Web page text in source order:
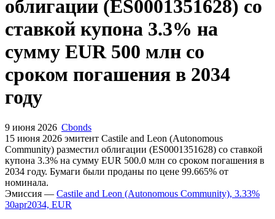
облигации (ES0001351628) со
ставкой купона 3.3% на
сумму EUR 500 млн со
сроком погашения в 2034
году
9 июня 2026 Cbonds
15 июня 2026 эмитент Castile and Leon (Autonomous
Community) разместил облигации (ES0001351628) cо ставкой
купона 3.3% на сумму EUR 500.0 млн со сроком погашения в
2034 году. Бумаги были проданы по цене 99.665% от
номинала.
Эмиссия — Castile and Leon (Autonomous Community), 3.33%
30apr2034, EUR